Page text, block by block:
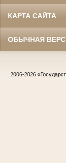
КАРТА САЙТА
ОБЫЧНАЯ
2006-2026